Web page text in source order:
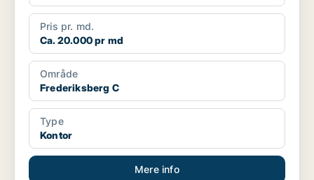
Pris pr. md.
Ca. 20.000 pr md
Område
Frederiksberg C
Type
Kontor
Mere info